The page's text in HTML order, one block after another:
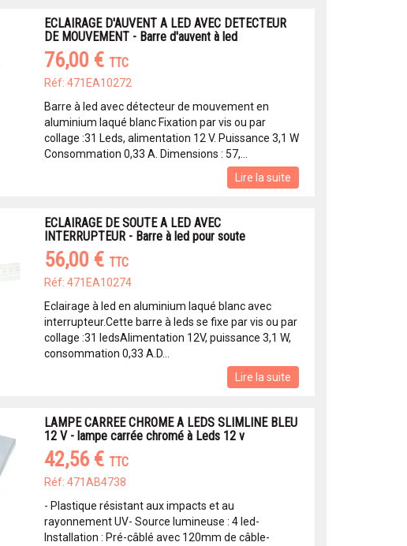
ECLAIRAGE D'AUVENT A LED AVEC DETECTEUR
DE MOUVEMENT - Barre d'auvent à led
76,00 € TTC
Réf: 471EA10272
Barre à led avec détecteur de mouvement en
aluminium laqué blanc Fixation par vis ou par
collage :31 Leds, alimentation 12 V. Puissance 3,1 W
Consommation 0,33 A. Dimensions : 57,...
Lire la suite
ECLAIRAGE DE SOUTE A LED AVEC
INTERRUPTEUR - Barre à led pour soute
56,00 € TTC
Réf: 471EA10274
Eclairage à led en aluminium laqué blanc avec
interrupteur.Cette barre à leds se fixe par vis ou par
collage :31 ledsAlimentation 12V, puissance 3,1 W,
consommation 0,33 A.D...
Lire la suite
LAMPE CARREE CHROME A LEDS SLIMLINE BLEU
12 V - lampe carrée chromé à Leds 12 v
42,56 € TTC
Réf: 471AB4738
- Plastique résistant aux impacts et au
rayonnement UV- Source lumineuse : 4 led-
Installation : Pré-câblé avec 120mm de câble-